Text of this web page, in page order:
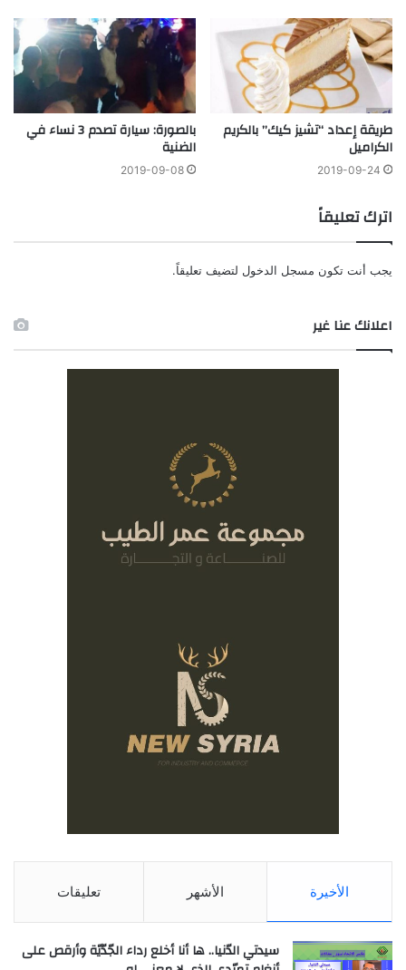
طريقة إعداد “تشيز كيك” بالكريم
الكراميل
2019-09-24
بالصورة: سيارة تصدم 3 نساء في
الضنية
2019-09-08
اترك تعليقاً
يجب أنت تكون مسجل الدخول لتضيف تعليقاً.
اعلانك عنا غير
الأخيرة الأشهر تعليقات
سيدتي الدّنيا.. ها أنا أخلع رداء الجّدّيّة وأرقص على